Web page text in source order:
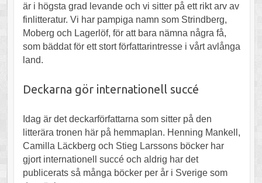
är i högsta grad levande och vi sitter på ett rikt arv av
finlitteratur. Vi har pampiga namn som Strindberg,
Moberg och Lagerlöf, för att bara nämna några få,
som bäddat för ett stort författarintresse i vårt avlånga
land.
Deckarna gör internationell succé
Idag är det deckarförfattarna som sitter på den
litterära tronen här på hemmaplan. Henning Mankell,
Camilla Läckberg och Stieg Larssons böcker har
gjort internationell succé och aldrig har det
publicerats så många böcker per år i Sverige som